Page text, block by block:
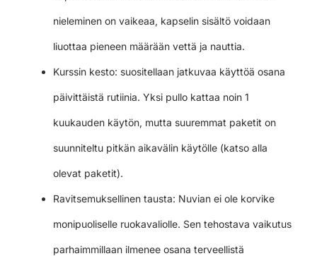
nieleminen on vaikeaa, kapselin sisältö voidaan
liuottaa pieneen määrään vettä ja nauttia.
Kurssin kesto: suositellaan jatkuvaa käyttöä osana
päivittäistä rutiinia. Yksi pullo kattaa noin 1
kuukauden käytön, mutta suuremmat paketit on
suunniteltu pitkän aikavälin käytölle (katso alla
olevat paketit).
Ravitsemuksellinen tausta: Nuvian ei ole korvike
monipuoliselle ruokavaliolle. Sen tehostava vaikutus
parhaimmillaan ilmenee osana terveellistä